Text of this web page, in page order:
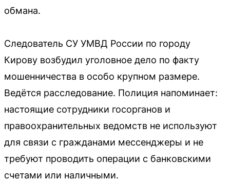
обмана.
Следователь СУ УМВД России по городу
Кирову возбудил уголовное дело по факту
мошенничества в особо крупном размере.
Ведётся расследование. Полиция напоминает:
настоящие сотрудники госорганов и
правоохранительных ведомств не используют
для связи с гражданами мессенджеры и не
требуют проводить операции с банковскими
счетами или наличными.